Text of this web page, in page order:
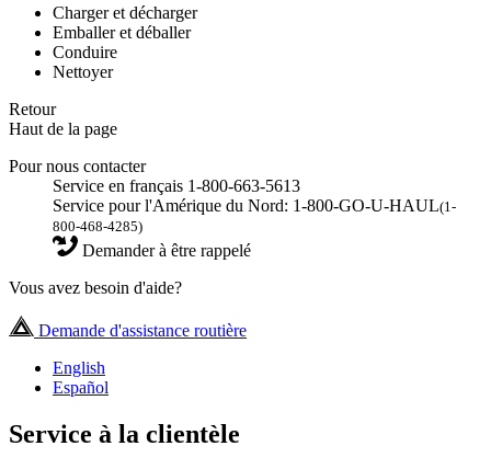
Charger et décharger
Emballer et déballer
Conduire
Nettoyer
Retour
Haut de la page
Pour nous contacter
Service en français 1-800-663-5613
Service pour l'Amérique du Nord: 1-800-GO-U-HAUL(1-
800-468-4285)
Demander à être rappelé
Vous avez besoin d'aide?
Demande d'assistance routière
English
Español
Service à la clientèle